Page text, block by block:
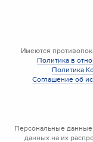
Имеются
Политика в
Политика
Соглашение об
Персональные данные
данных на их